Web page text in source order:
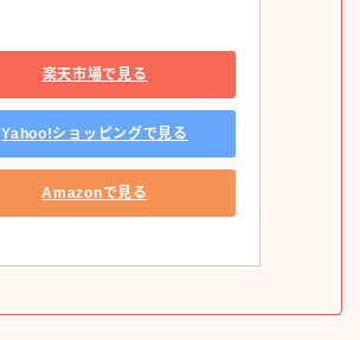
楽天市場で見る
Yahoo!ショッピングで見る
Amazonで見る